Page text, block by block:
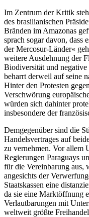
Im Zentrum der Kritik
des brasilianischen
Bränden im Amazonas
sprach sogar davon, dass
der Mercosur-Länder«
weitere Ausdehnung der
Biodiversität und
beharrt derweil auf seine
Hinter den Protesten
Verschwörung
würden sich dahinter
insbesondere der
Demgegenüber sind die
Handelsvertrages auf
zu vernehmen. Vor allem
Regierungen Paraguays
für die Vereinbarung aus,
angesichts der
Staatskassen eine
da sie eine Marktöffnung
Verlautbarungen mit
weltweit größte